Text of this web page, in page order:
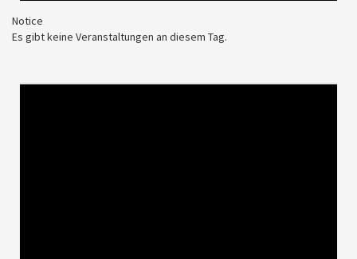
Notice
Es gibt keine Veranstaltungen an diesem Tag.